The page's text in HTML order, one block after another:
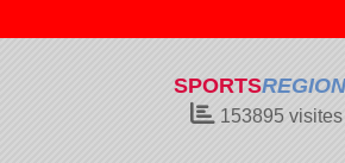
SPORTS
153895 visites